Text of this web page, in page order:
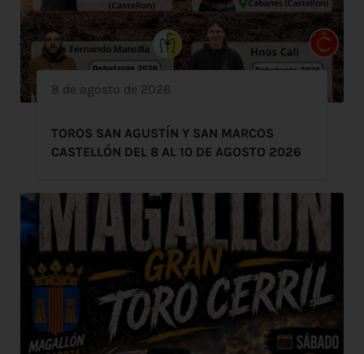
8 de agosto de 2026
TOROS SAN AGUSTÍN Y SAN MARCOS
CASTELLÓN DEL 8 AL 10 DE AGOSTO 2026